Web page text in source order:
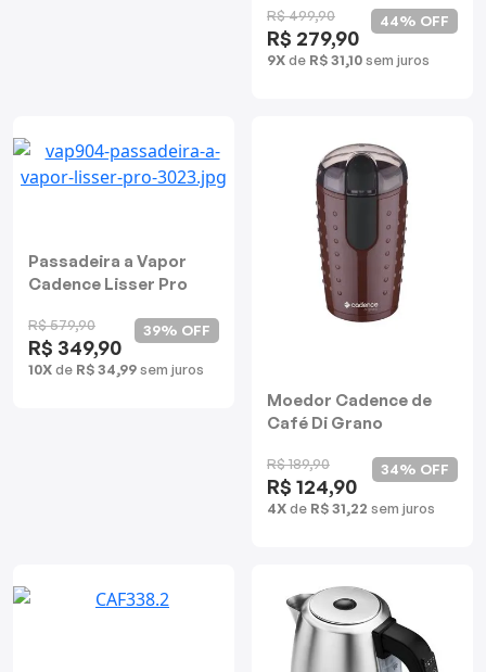
R$ 499,90
R$ 279,90
9Xde R$ 31,10sem juros
44% OFF
Passadeira a Vapor
Cadence Lisser Pro
R$ 579,90
R$ 349,90
10Xde R$ 34,99sem juros
39% OFF
Moedor Cadence de
Café Di Grano
R$ 189,90
R$ 124,90
4Xde R$ 31,22 sem juros
34% OFF